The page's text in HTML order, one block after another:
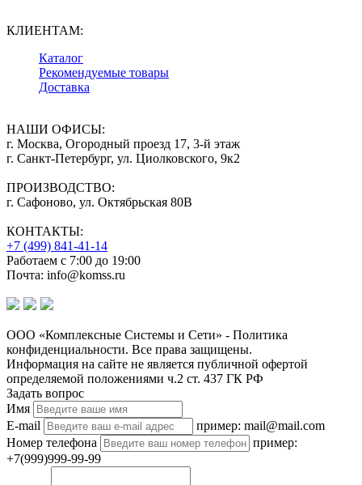
КЛИЕНТАМ:
Каталог
Рекомендуемые товары
Доставка
НАШИ ОФИСЫ:
г. Москва, Огородный проезд 17, 3-й этаж
г. Санкт-Петербург, ул. Циолковского, 9к2
ПРОИЗВОДСТВО:
г. Сафоново, ул. Октябрьская 80В
КОНТАКТЫ:
+7 (499) 841-41-14
Работаем с 7:00 до 19:00
Почта: info@komss.ru
ООО «Комплексные Системы и Сети» - Политика
конфиденциальности. Все права защищены.
Информация на сайте не является публичной офертой
определяемой положениями ч.2 ст. 437 ГК РФ
Задать вопрос
Имя
E-mail
пример: mail@mail.com
Номер телефона
пример:
+7(999)999-99-99